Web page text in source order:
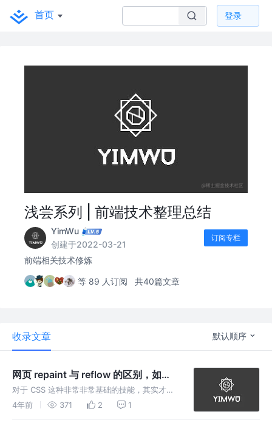
首页 登录
浅尝系列 | 前端技术整理总结
YimWu
创建于2022-03-21
订阅专栏
前端相关技术修炼
等 89 人订阅 共40篇文章
收录文章 默认顺序
网页 repaint 与 reflow 的区别，如何
优化？
对于 CSS 这种非常非常基础的技能，其实才是
我们最应该花时间规范和优化的东西，因为它太
4年前 371 2 1